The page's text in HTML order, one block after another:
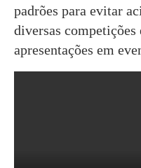
padrões para evitar
diversas
apresentações em